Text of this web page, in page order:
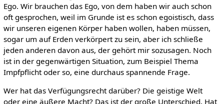
Ego. Wir brauchen das Ego, von dem haben wir auch schon
oft gesprochen, weil im Grunde ist es schon egoistisch, dass
wir unseren eigenen Körper haben wollen, haben müssen,
sogar um auf Erden verkörpert zu sein, aber ich schließe
jeden anderen davon aus, der gehört mir sozusagen. Noch
ist in der gegenwärtigen Situation, zum Beispiel Thema
Impfpflicht oder so, eine durchaus spannende Frage.
Wer hat das Verfügungsrecht darüber? Die geistige Welt
oder eine äußere Macht? Das ist der große Unterschied. Hat